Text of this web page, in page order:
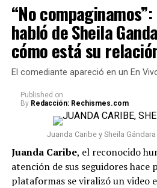
“No
habló de Sheila
cómo está su
El comediante apareció en un En
Published on
By Redacción: Rechismes.com
Juanda Caribe y Sheila
Juanda Caribe, el reconocido
atención de sus seguidores hace
plataformas se viralizó un video